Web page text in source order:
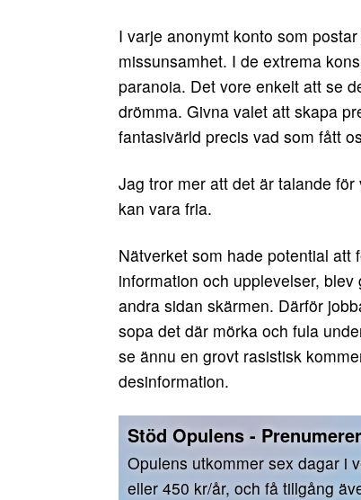
I varje anonymt konto som
missunsamhet. I de extrema
paranoia. Det vore enkelt att se
drömma. Givna valet att skapa
fantasivärld precis vad som fått
Jag tror mer att det är talande
kan vara fria.
Nätverket som hade potential
information och upplevelser,
andra sidan skärmen. Därför
sopa det där mörka och fula
se ännu en grovt rasistisk
desinformation.
Stöd Opulens -
Opulens utkommer sex dagar i
eller 450 kr/år, och få tillgång